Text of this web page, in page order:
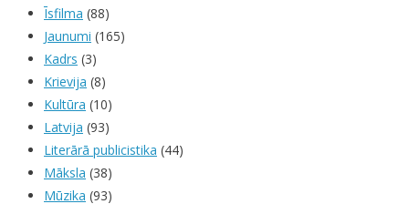
Īsfilma (88)
Jaunumi (165)
Kadrs (3)
Krievija (8)
Kultūra (10)
Latvija (93)
Literārā publicistika (44)
Māksla (38)
Mūzika (93)